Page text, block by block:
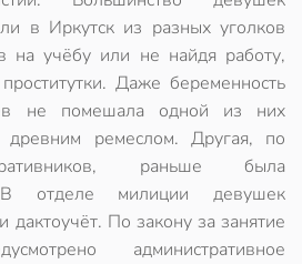
в Иркутск из разных уголков
на учёбу или не найдя работу,
Даже беременность
не помешала одной из них
древним ремеслом. Другая, по
раньше была
В отделе милиции девушек
дактоучёт. По закону за занятие
административное